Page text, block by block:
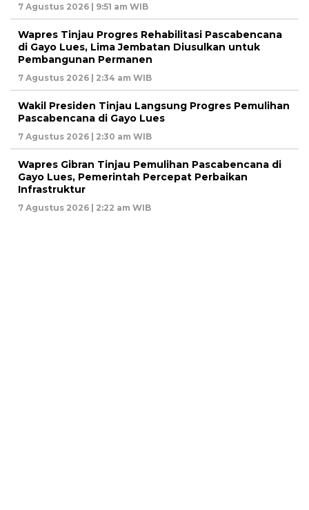
7 Agustus 2026 | 9:51 am WIB
Wapres Tinjau Progres Rehabilitasi Pascabencana
di Gayo Lues, Lima Jembatan Diusulkan untuk
Pembangunan Permanen
7 Agustus 2026 | 2:34 am WIB
Wakil Presiden Tinjau Langsung Progres Pemulihan
Pascabencana di Gayo Lues
7 Agustus 2026 | 2:30 am WIB
Wapres Gibran Tinjau Pemulihan Pascabencana di
Gayo Lues, Pemerintah Percepat Perbaikan
Infrastruktur
7 Agustus 2026 | 2:22 am WIB